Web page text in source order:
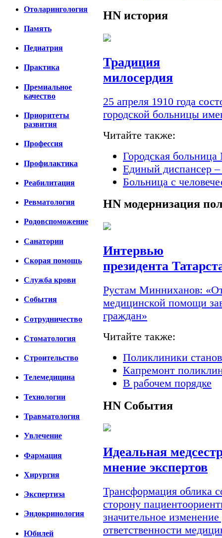
Отоларингология
Память
Педиатрия
Практика
Премиальное
качество
Приоритеты
развития
Профессия
Профилактика
Реабилитация
Ревматология
Родовспоможение
Санатории
Скорая помощь
Cлужба крови
События
Сотрудничество
Стоматология
Строительство
Телемедицина
Технологии
Травматология
Увлечение
Фармация
Хирургия
Экспертиза
Эндокринология
Юбилей
HN история
Традиция
милосердия
25 апреля 1910 года
городской больницы
Читайте также:
Городская
Единый диспансер
Больница с
HN модернизация
Интервью
президента
Рустам Минниханов:
медицинской помощи
граждан»
Читайте также:
Поликлиники
Капремонт
В рабочем порядке
HN События
Идеальная
мнение экспертов
Трансформация облика
сторону
значительное
ответственности